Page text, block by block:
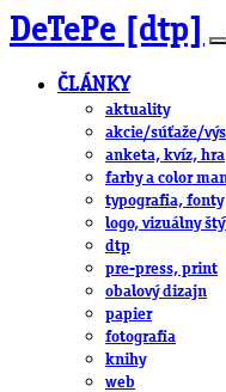
DeTePe [dtp]
ČLÁNKY
aktuality
akcie/súťaže/
anketa, kvíz, hra
farby a color
typografia, fonty
logo, vizuálny
dtp
pre-press, print
obalový dizajn
papier
fotografia
knihy
web